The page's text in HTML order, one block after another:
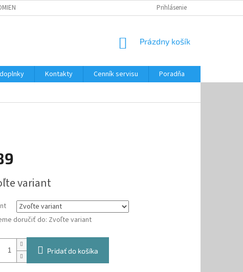
PONÚKANÉ SLUŽBYPrihlásenie
NÁKUPNÝ
Prázdny košík
Kontakty Cenník servisu
Poradňa
variant
doručiť do: Zvoľte variant
Pridať do košíka